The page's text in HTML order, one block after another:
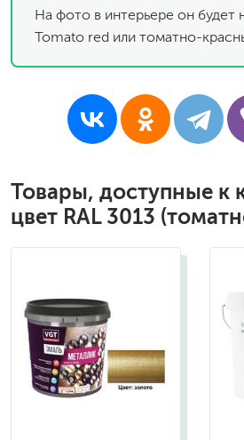
На фото в интерьере он будет
Tomato red или томатно-
Товары, доступные к
цвет RAL 3013